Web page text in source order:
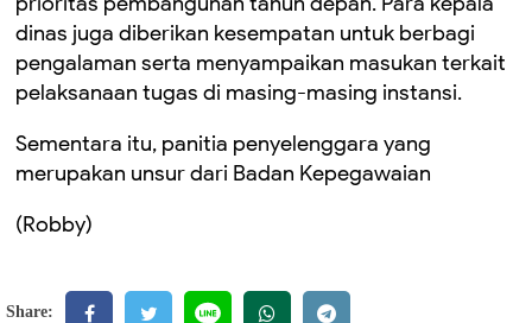
dinas juga diberikan kesempatan untuk berbagi
pengalaman serta menyampaikan masukan terkait
pelaksanaan tugas di masing-masing instansi.
Sementara itu, panitia penyelenggara yang
merupakan unsur dari Badan Kepegawaian
(Robby)
Share: